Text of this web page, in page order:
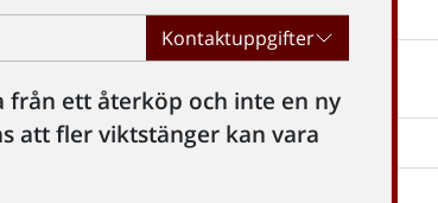
Kontaktuppgifter
ett återköp och inte en ny
att fler viktstänger kan vara